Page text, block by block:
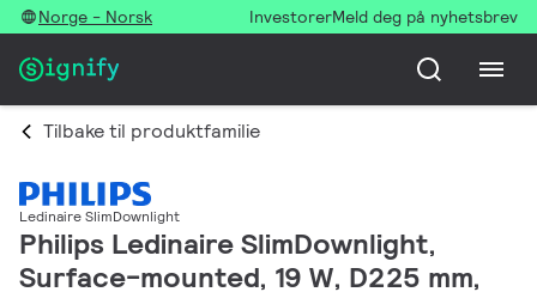
Norge - Norsk InvestorerMeld deg på nyhetsbrev
Tilbake til produktfamilie
Ledinaire SlimDownlight
Philips Ledinaire SlimDownlight,
Surface-mounted, 19 W, D225 mm,